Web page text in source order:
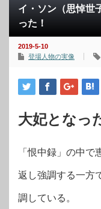
イ・ソン（思悼世
った！
2019-5-10
登場人物の実像
大妃となっ
「恨中録」の中で
返し強調する一方
調している。